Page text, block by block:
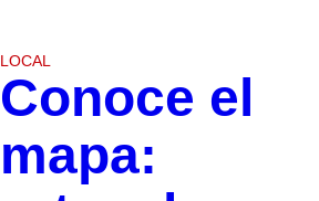
LOCAL
Conoce el
mapa: